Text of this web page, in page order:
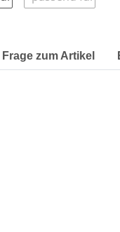
Frage zum Artikel